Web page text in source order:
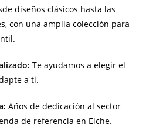
diseños clásicos hasta las
con una amplia colección para
Te ayudamos a elegir el
a ti.
Años de dedicación al sector
de referencia en Elche.